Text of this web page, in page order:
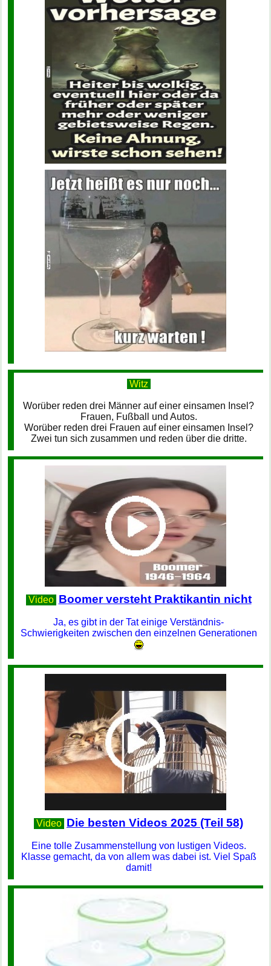
Witz
Worüber reden drei Männer auf einer einsamen Insel?
Frauen, Fußball und Autos.
Worüber reden drei Frauen auf einer einsamen Insel?
Zwei tun sich zusammen und reden über die dritte.
Video Boomer versteht Praktikantin nicht
Ja, es gibt in der Tat einige Verständnis-
Schwierigkeiten zwischen den einzelnen Generationen
Video Die besten Videos 2025 (Teil 58)
Eine tolle Zusammenstellung von lustigen Videos.
Klasse gemacht, da von allem was dabei ist. Viel Spaß
damit!